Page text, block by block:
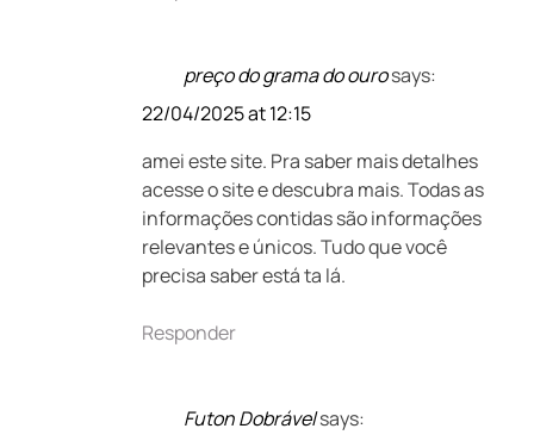
preço do grama do ourosays:
22/04/2025 at 12:15
amei este site. Pra saber mais detalhes
acesse o site e descubra mais. Todas as
informações contidas são informações
relevantes e únicos. Tudo que você
precisa saber está ta lá.
Responder
Futon Dobrávelsays: